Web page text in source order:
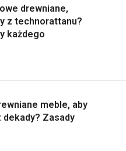
drewniane,
z technorattanu?
każdego
meble, aby
dekady? Zasady